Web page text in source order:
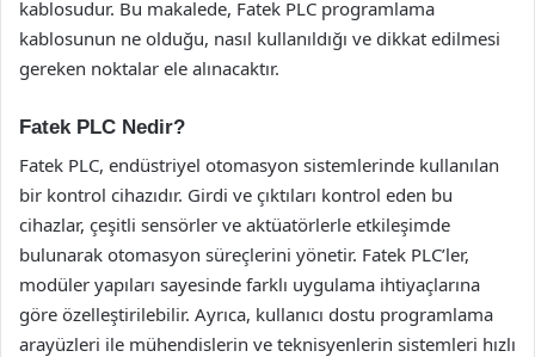
kablosudur. Bu makalede, Fatek PLC programlama
kablosunun ne olduğu, nasıl kullanıldığı ve dikkat edilmesi
gereken noktalar ele alınacaktır.
Fatek PLC Nedir?
Fatek PLC, endüstriyel otomasyon sistemlerinde kullanılan
bir kontrol cihazıdır. Girdi ve çıktıları kontrol eden bu
cihazlar, çeşitli sensörler ve aktüatörlerle etkileşimde
bulunarak otomasyon süreçlerini yönetir. Fatek PLC’ler,
modüler yapıları sayesinde farklı uygulama ihtiyaçlarına
göre özelleştirilebilir. Ayrıca, kullanıcı dostu programlama
arayüzleri ile mühendislerin ve teknisyenlerin sistemleri hızlı